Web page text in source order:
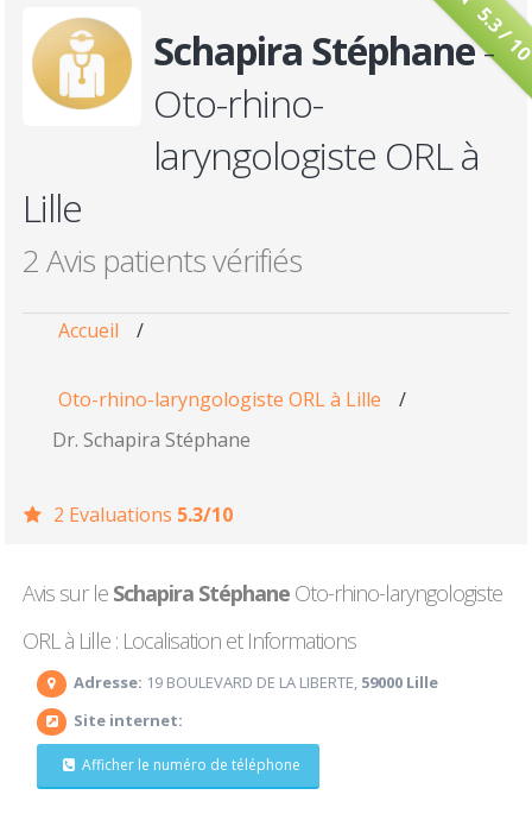
5.3 /
Schapira Stéphane-
Oto-rhino-
laryngologiste ORL à
Lille
2 Avis patients vérifiés
Accueil /
Oto-rhino-laryngologiste ORL à Lille
/
Dr. Schapira Stéphane
2 Evaluations 5.3/10
Avis sur le Schapira Stéphane Oto-rhino-laryngologiste
ORL à Lille : Localisation et Informations
Adresse: 19 BOULEVARD DE LA LIBERTE, 59000 Lille
Site internet:
Afficher le numéro de téléphone